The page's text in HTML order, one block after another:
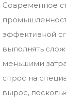
Современное
эффективной
выполнять
меньшими
спрос на
вырос,